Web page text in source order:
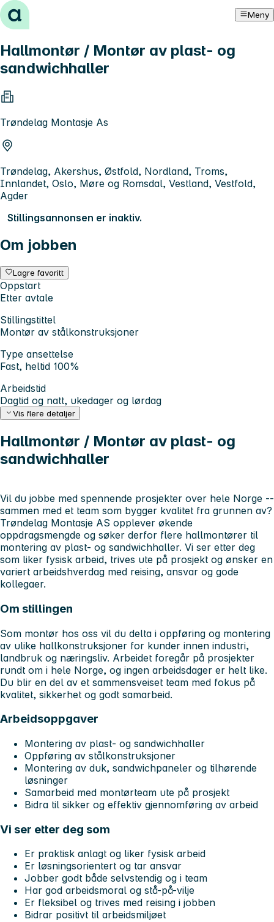
Hopp til innhold Meny
Hallmontør / Montør av plast- og
sandwichhaller
Trøndelag Montasje As
Trøndelag, Akershus, Østfold, Nordland, Troms,
Innlandet, Oslo, Møre og Romsdal, Vestland, Vestfold,
Agder
Stillingsannonsen er inaktiv.
Om jobben
Lagre favoritt
Oppstart
Etter avtale
Stillingstittel
Montør av stålkonstruksjoner
Type ansettelse
Fast, heltid 100%
Arbeidstid
Dagtid og natt, ukedager og lørdag
Vis flere detaljer
Hallmontør / Montør av plast- og
sandwichhaller
Vil du jobbe med spennende prosjekter over hele Norge --
sammen med et team som bygger kvalitet fra grunnen av?
Trøndelag Montasje AS opplever økende
oppdragsmengde og søker derfor flere hallmontører til
montering av plast- og sandwichhaller. Vi ser etter deg
som liker fysisk arbeid, trives ute på prosjekt og ønsker en
variert arbeidshverdag med reising, ansvar og gode
kollegaer.
Om stillingen
Som montør hos oss vil du delta i oppføring og montering
av ulike hallkonstruksjoner for kunder innen industri,
landbruk og næringsliv. Arbeidet foregår på prosjekter
rundt om i hele Norge, og ingen arbeidsdager er helt like.
Du blir en del av et sammensveiset team med fokus på
kvalitet, sikkerhet og godt samarbeid.
Arbeidsoppgaver
Montering av plast- og sandwichhaller
Oppføring av stålkonstruksjoner
Montering av duk, sandwichpaneler og tilhørende
løsninger
Samarbeid med montørteam ute på prosjekt
Bidra til sikker og effektiv gjennomføring av arbeid
Vi ser etter deg som
Er praktisk anlagt og liker fysisk arbeid
Er løsningsorientert og tar ansvar
Jobber godt både selvstendig og i team
Har god arbeidsmoral og stå-på-vilje
Er fleksibel og trives med reising i jobben
Bidrar positivt til arbeidsmiljøet